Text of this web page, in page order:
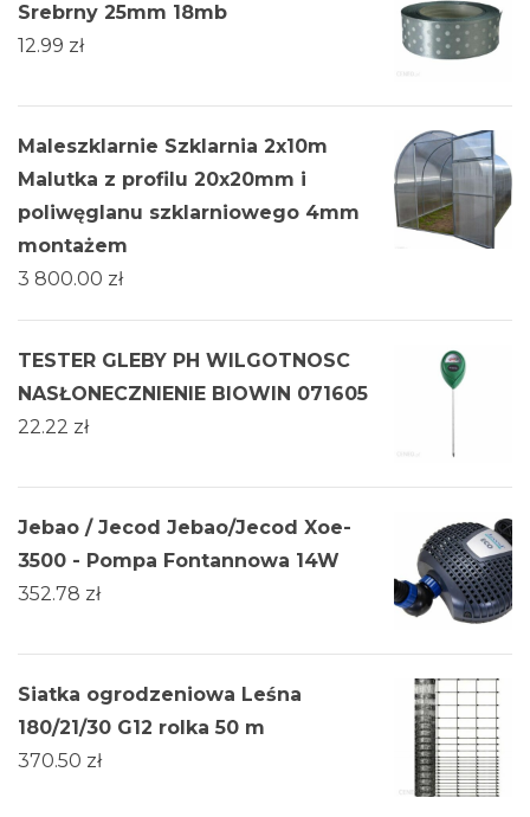
Srebrny 25mm 18mb
12.99 zł
Maleszklarnie Szklarnia 2x10m
Malutka z profilu 20x20mm i
poliwęglanu szklarniowego 4mm
montażem
3 800.00 zł
TESTER GLEBY PH WILGOTNOSC
NASŁONECZNIENIE BIOWIN 071605
22.22 zł
Jebao / Jecod Jebao/Jecod Xoe-
3500 - Pompa Fontannowa 14W
352.78 zł
Siatka ogrodzeniowa Leśna
180/21/30 G12 rolka 50 m
370.50 zł